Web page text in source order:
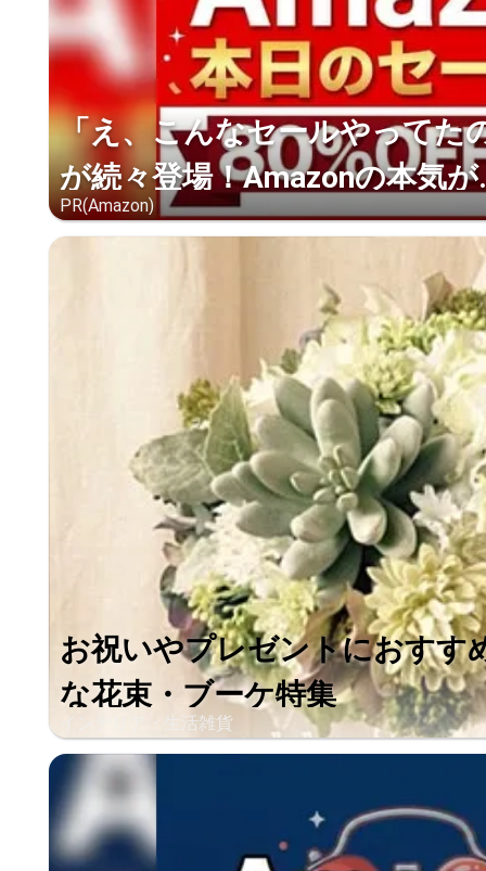
「え、こんなセールやってた
が続々登場！Amazonの本気が
PR(Amazon)
お祝いやプレゼントにおすす
な花束・ブーケ特集
インテリア・生活雑貨